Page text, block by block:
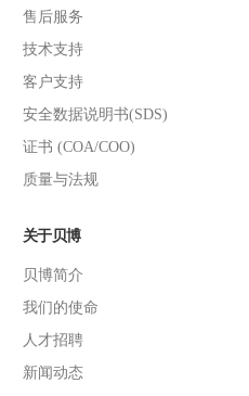
售后服务
技术支持
客户支持
安全数据说明书(SDS)
证书 (COA/COO)
质量与法规
关于贝博
贝博简介
我们的使命
人才招聘
新闻动态